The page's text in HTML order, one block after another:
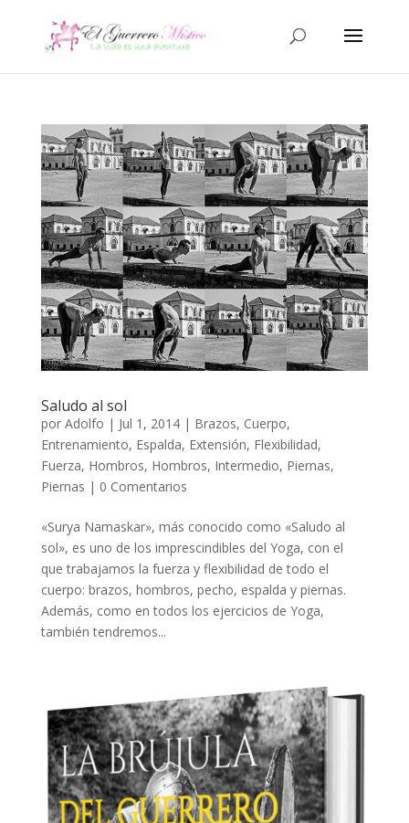
Saludo al sol
por Adolfo | Jul 1, 2014| Brazos, Cuerpo,
Entrenamiento, Espalda, Extensión, Flexibilidad,
Fuerza, Hombros, Hombros, Intermedio, Piernas,
Piernas | 0 Comentarios
«Surya Namaskar», más conocido como «Saludo al
sol», es uno de los imprescindibles del Yoga, con el
que trabajamos la fuerza y flexibilidad de todo el
cuerpo: brazos, hombros, pecho, espalda y piernas.
Además, como en todos los ejercicios de Yoga,
también tendremos...